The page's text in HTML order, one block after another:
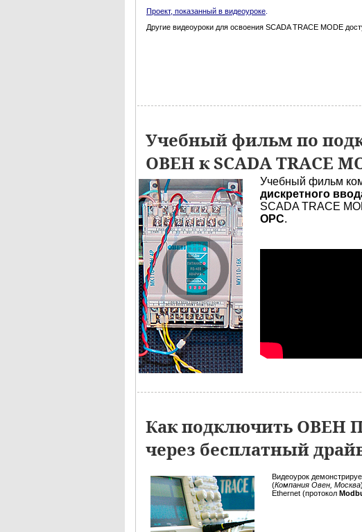
Проект, показанный в видеоуроке
Другие видеоуроки для освоения SCADA TRACE MODE
Учебный фильм по
ОВЕН к SCADA TRACE
Учебный фильм
дискретного
SCADA TRACE
OPC.
Как подключить ОВЕН
через бесплатный
Видеоурок
(Компания Овен, Москва
Ethernet (протокол